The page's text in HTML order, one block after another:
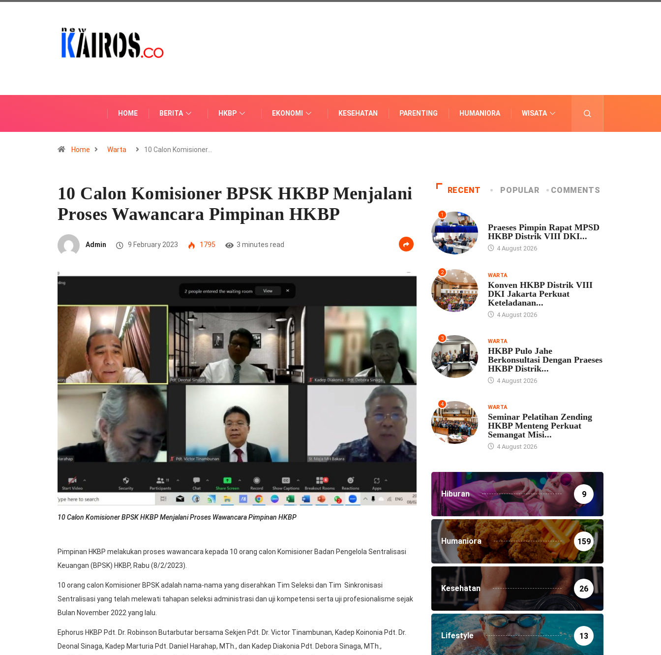
HOME BERITA HKBP EKONOMI KESEHATAN PARENTING HUMANIORA WISATA
Home Warta 10 Calon Komisioner…
10 Calon Komisioner BPSK HKBP Menjalani
Proses Wawancara Pimpinan HKBP
Admin 9 February 2023 1795 3 minutes read
10 Calon Komisioner BPSK HKBP Menjalani Proses Wawancara Pimpinan HKBP
Pimpinan HKBP melakukan proses wawancara kepada 10 orang calon Komisioner Badan Pengelola Sentralisasi
Keuangan (BPSK) HKBP, Rabu (8/2/2023).
10 orang calon Komisioner BPSK adalah nama-nama yang diserahkan Tim Seleksi dan Tim Sinkronisasi
Sentralisasi yang telah melewati tahapan seleksi administrasi dan uji kompetensi serta uji profesionalisme sejak
Bulan November 2022 yang lalu.
Ephorus HKBP Pdt. Dr. Robinson Butarbutar bersama Sekjen Pdt. Dr. Victor Tinambunan, Kadep Koinonia Pdt. Dr.
Deonal Sinaga, Kadep Marturia Pdt. Daniel Harahap, MTh., dan Kadep Diakonia Pdt. Debora Sinaga, MTh.,
RECENT POPULAR COMMENTS
1
Praeses Pimpin Rapat MPSD
HKBP Distrik VIII DKI...
4 August 2026
2 WARTA
Konven HKBP Distrik VIII
DKI Jakarta Perkuat
Keteladanan...
4 August 2026
3 WARTA
HKBP Pulo Jahe
Berkonsultasi Dengan Praeses
HKBP Distrik...
4 August 2026
4 WARTA
Seminar Pelatihan Zending
HKBP Menteng Perkuat
Semangat Misi...
4 August 2026
Hiburan 9
Humaniora 159
Kesehatan 26
Lifestyle 13